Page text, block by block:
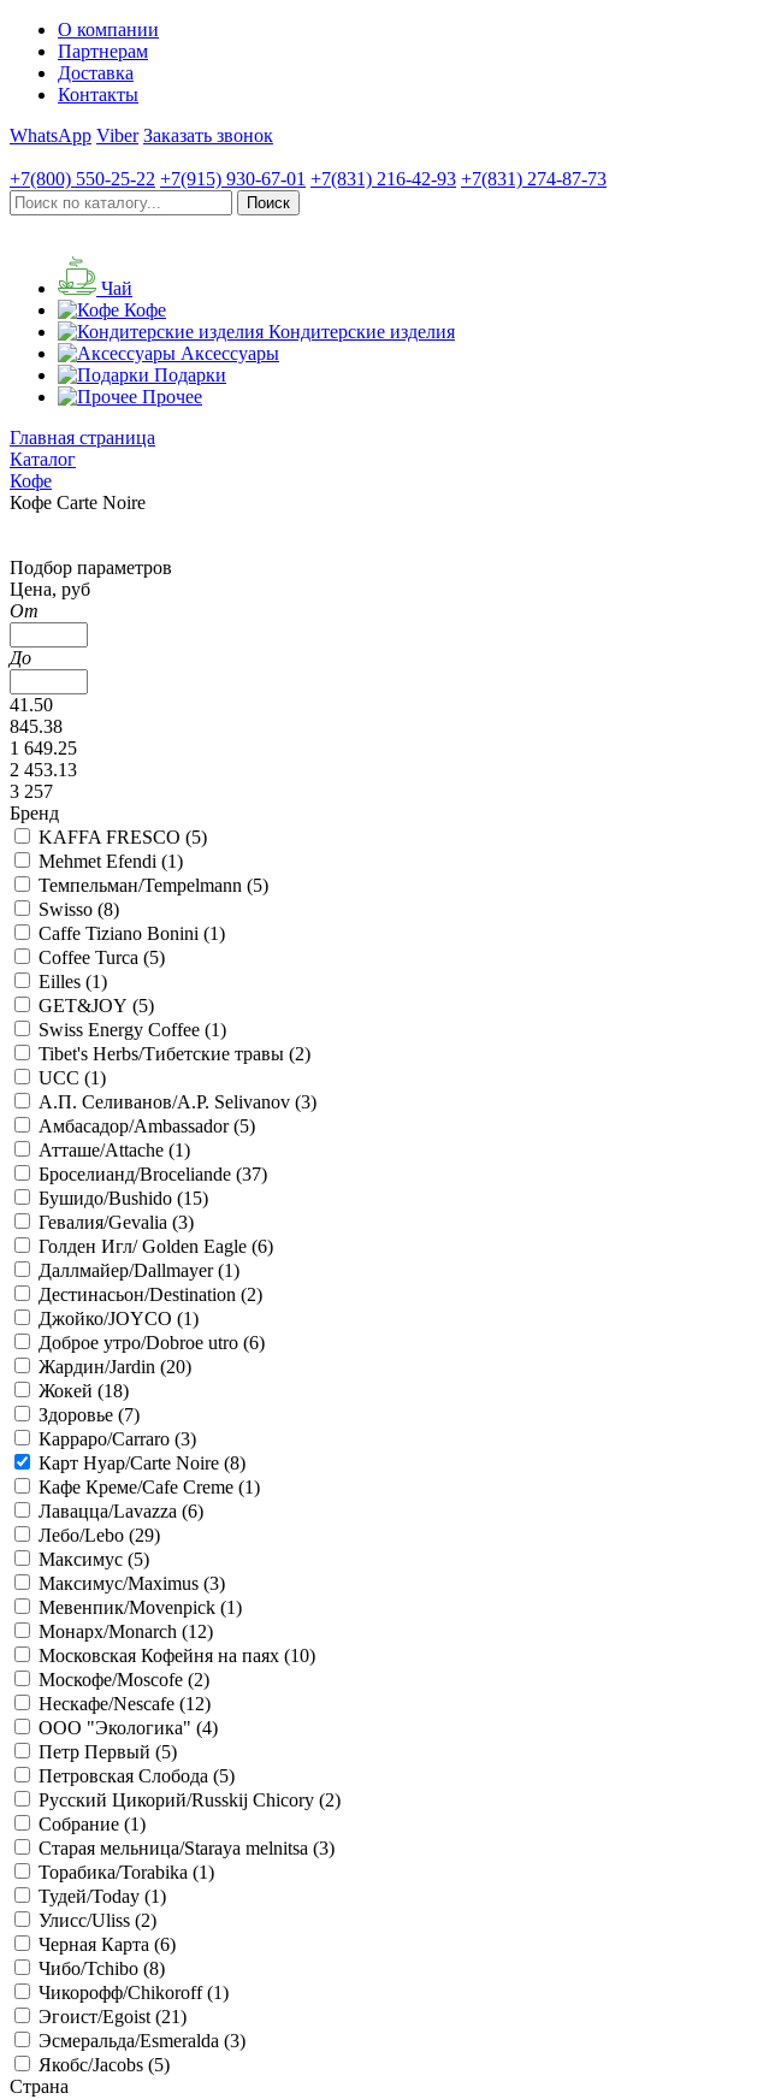
О компании
Партнерам
Доставка
Контакты
WhatsApp Viber Заказать звонок
+7(800) 550-25-22 +7(915) 930-67-01 +7(831) 216-42-93 +7(831) 274-87-73
Чай
Кофе
Кондитерские изделия
Аксессуары
Подарки
Прочее
Главная страница
Каталог
Кофе
Кофе Carte Noire
Подбор параметров
Цена, руб
От
До
41.50
845.38
1 649.25
2 453.13
3 257
Бренд
KAFFA FRESCO (5)
Mehmet Efendi (1)
Темпельман/Tempelmann (5)
Swisso (8)
Caffe Tiziano Bonini (1)
Coffee Turca (5)
Eilles (1)
GET&JOY (5)
Swiss Energy Coffee (1)
Tibet's Herbs/Тибетские травы (2)
UCC (1)
А.П. Селиванов/A.P. Selivanov (3)
Амбасадор/Ambassador (5)
Атташе/Attache (1)
Броселианд/Broceliande (37)
Бушидо/Bushido (15)
Гевалия/Gevalia (3)
Голден Игл/ Golden Eagle (6)
Даллмайер/Dallmayer (1)
Дестинасьон/Destination (2)
Джойко/JOYCO (1)
Доброе утро/Dobroe utro (6)
Жардин/Jardin (20)
Жокей (18)
Здоровье (7)
Карраро/Carraro (3)
Карт Нуар/Carte Noire (8)
Кафе Креме/Cafe Creme (1)
Лавацца/Lavazza (6)
Лебо/Lebo (29)
Максимус (5)
Максимус/Maximus (3)
Мевенпик/Movenpick (1)
Монарх/Monarch (12)
Московская Кофейня на паях (10)
Москофе/Moscofe (2)
Нескафе/Nescafe (12)
ООО "Экологика" (4)
Петр Первый (5)
Петровская Слобода (5)
Русский Цикорий/Russkij Chicory (2)
Собрание (1)
Старая мельница/Staraya melnitsa (3)
Торабика/Torabika (1)
Тудей/Today (1)
Улисс/Uliss (2)
Черная Карта (6)
Чибо/Tchibo (8)
Чикорофф/Chikoroff (1)
Эгоист/Egoist (21)
Эсмеральда/Esmeralda (3)
Якобс/Jacobs (5)
Страна